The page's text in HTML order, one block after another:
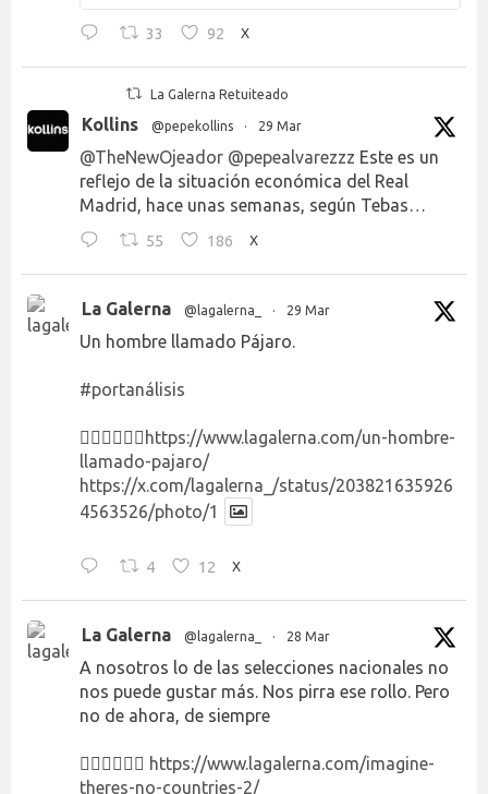
33 92 X
La Galerna Retuiteado
Kollins @pepekollins · 29 Mar
@TheNewOjeador @pepealvarezzz Este es un
reflejo de la situación económica del Real
Madrid, hace unas semanas, según Tebas…
55 186 X
La Galerna @lagalerna_ · 29 Mar
Un hombre llamado Pájaro.
#portanálisis
👉🏻👉🏻👉🏻 https://www.lagalerna.com/un-hombre-
llamado-pajaro/
https://x.com/lagalerna_/status/203821635926
4563526/photo/1
4 12 X
La Galerna @lagalerna_ · 28 Mar
A nosotros lo de las selecciones nacionales no
nos puede gustar más. Nos pirra ese rollo. Pero
no de ahora, de siempre
👉🏻👉🏻👉🏻 https://www.lagalerna.com/imagine-
theres-no-countries-2/